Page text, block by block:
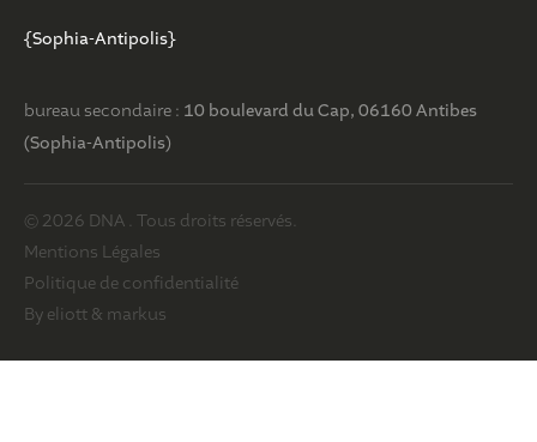
{Sophia-Antipolis}
bureau secondaire : 10 boulevard du Cap, 06160 Antibes
(Sophia-Antipolis)
© 2026 DNA . Tous droits réservés.
Mentions Légales
Politique de confidentialité
By eliott & markus